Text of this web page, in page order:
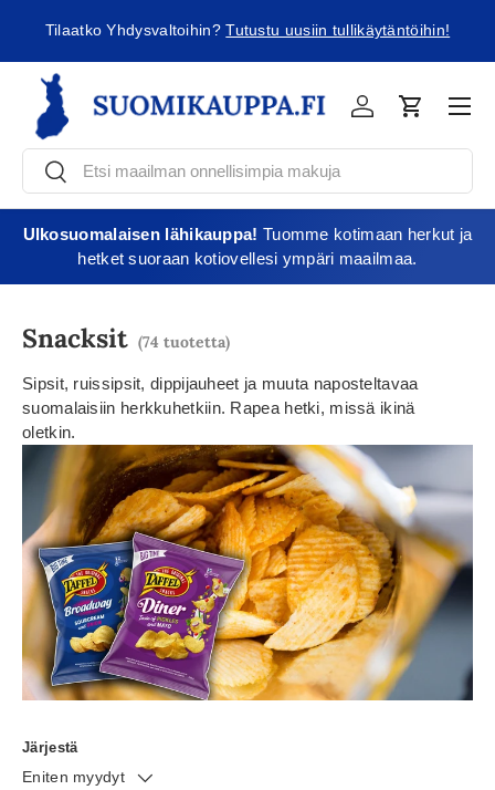
Jatka sisältöön
Tilaatko Yhdysvaltoihin?Tutustu uusiin tullikäytäntöihin!
EtsiEtsi
KirjauduOstoskori
Ulkosuomalaisen lähikauppa! Tuomme kotimaan herkut ja
hetket suoraan kotiovellesi ympäri maailmaa.
Snacksit (74 tuotetta)
Sipsit, ruissipsit, dippijauheet ja muuta naposteltavaa
suomalaisiin herkkuhetkiin. Rapea hetki, missä ikinä
oletkin.
Järjestä
Eniten myydyt